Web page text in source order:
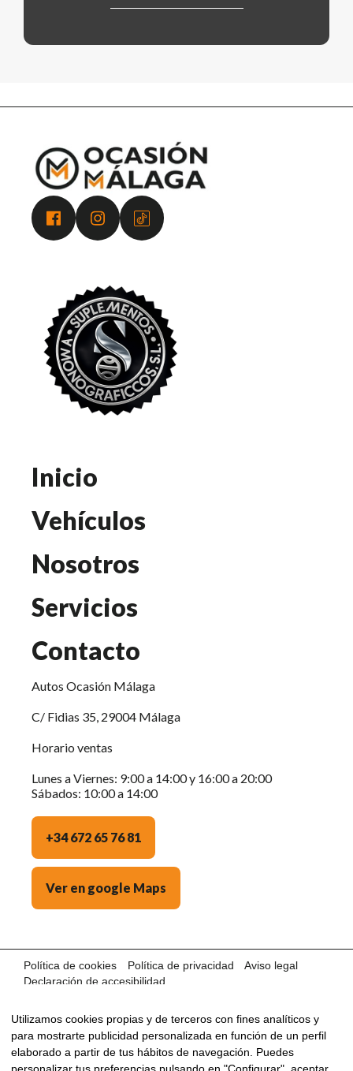
Inicio
Vehículos
Nosotros
Servicios
Contacto
Autos Ocasión Málaga
C/ Fidias 35, 29004 Málaga
Horario ventas
Lunes a Viernes: 9:00 a 14:00 y 16:00 a 20:00
Sábados: 10:00 a 14:00
+34 672 65 76 81
Ver en google Maps
Política de cookies Política de privacidad
Aviso legal
Declaración de accesibilidad
Utilizamos cookies propias y de terceros con fines analíticos y
para mostrarte publicidad personalizada en función de un perfil
elaborado a partir de tus hábitos de navegación. Puedes